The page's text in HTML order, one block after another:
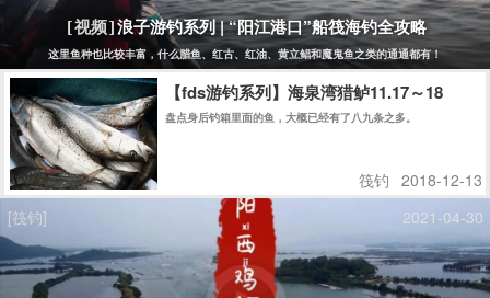
[视频]浪子游钓系列 | “阳江港口”船筏海钓全攻略
这里鱼种也比较丰富，什么腊鱼、红古、红油、黄立鲳和魔鬼鱼之类的通通都有！
【fds游钓系列】海泉湾猎鲈11.17～18
盘点身后钓箱里面的鱼，大概已经有了八九条之多。
筏钓 2018-12-13
[筏钓]
2021-04-30